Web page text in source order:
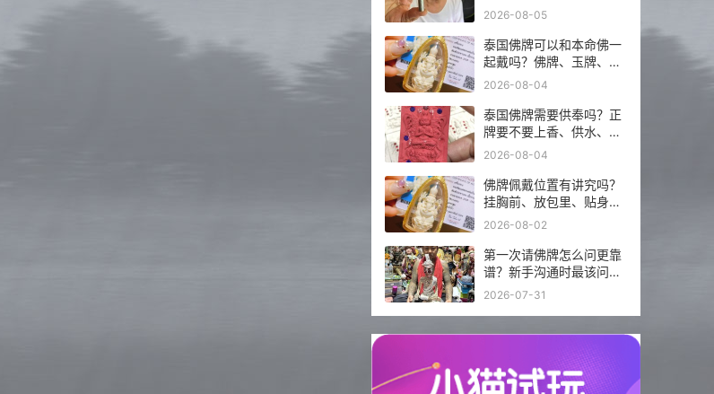
分开说
2026-08-05
泰国佛牌可以和本命佛一
起戴吗？佛牌、玉牌、平
安符怎么搭更稳？
2026-08-04
泰国佛牌需要供奉吗？正
牌要不要上香、供水、摆
佛台一次讲明白
2026-08-04
佛牌佩戴位置有讲究吗？
挂胸前、放包里、贴身戴
分别注意什么？
2026-08-02
第一次请佛牌怎么问更靠
谱？新手沟通时最该问的
5 个问题
2026-07-31